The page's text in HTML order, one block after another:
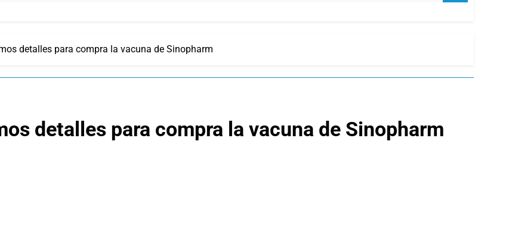
detalles para compra la vacuna de Sinopharm
detalles para compra la vacuna de Sinopharm